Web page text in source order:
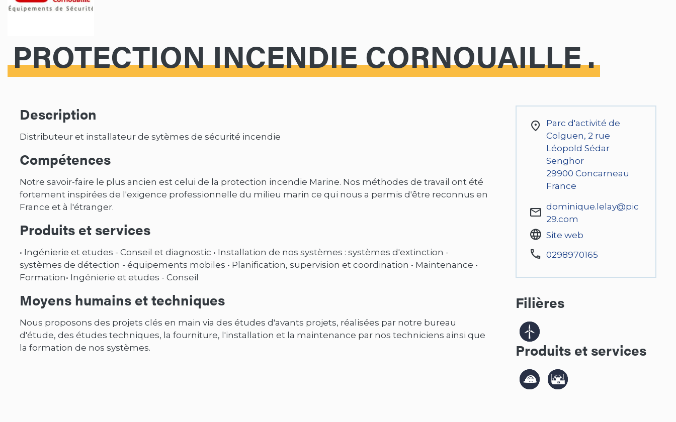
PROTECTION INCENDIE CORNOUAILLE
Description
Distributeur et installateur de sytèmes de sécurité incendie
Compétences
Notre savoir-faire le plus ancien est celui de la protection incendie Marine. Nos méthodes de travail ont été
fortement inspirées de l'exigence professionnelle du milieu marin ce qui nous a permis d'être reconnus en
France et à l'étranger.
Produits et services
• Ingénierie et etudes - Conseil et diagnostic • Installation de nos systèmes : systèmes d'extinction -
systèmes de détection - équipements mobiles • Planification, supervision et coordination • Maintenance •
Formation• Ingénierie et etudes - Conseil
Moyens humains et techniques
Nous proposons des projets clés en main via des études d'avants projets, réalisées par notre bureau
d'étude, des études techniques, la fourniture, l'installation et la maintenance par nos techniciens ainsi que
la formation de nos systèmes.
Parc d'activité de
Colguen, 2 rue
Léopold Sédar
Senghor
29900 Concarneau
France
dominique.lelay@pic
29.com
Site web
0298970165
Filières
Produits et services